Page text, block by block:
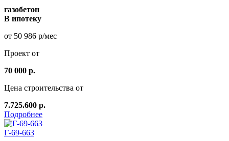
газобетон
В ипотеку
от 50 986 р/мес
Проект от
70 000 р.
Цена строительства от
7.725.600 р.
Подробнее
Г-69-663